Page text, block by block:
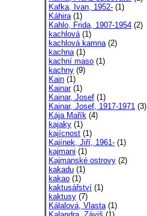
Kafka, Ivan, 1952- (1)
Káhira(1)
Kahlo, Frida, 1907-1954 (2)
kachlová(1)
kachlová kamna(2)
kachna(1)
kachní maso (1)
kachny (9)
Kain (1)
Kainar(1)
Kainar, Josef (1)
Kainar, Josef, 1917-1971 (3)
Kája Mařík (4)
kajaky (1)
kajícnost (1)
Kajínek, Jiří, 1961- (1)
kajmani (1)
Kajmanské ostrovy (2)
kakadu (1)
kakao (1)
kaktusářství (1)
kaktusy (7)
Kálalová, Vlasta(1)